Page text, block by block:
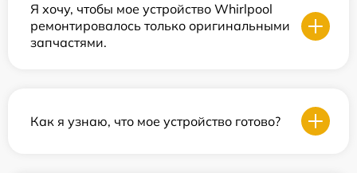
Я хочу, чтобы мое устройство Whirlpool
ремонтировалось только оригинальными
запчастями.
Как я узнаю, что мое устройство готово?